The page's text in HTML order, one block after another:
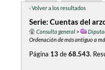
‹ Volver a los resultados
Serie: Cuentas del
Consulta general>
Ordenación de más antiguo a
Página 13 de68.543.